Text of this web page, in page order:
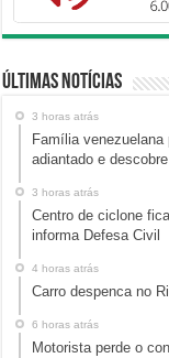
Últimas Notícias
3 horas atrás
Família venezuelana
adiantado e
3 horas atrás
Centro de ciclone
informa Defesa Civil
4 horas atrás
Carro despenca no
6 horas atrás
Motorista perde o